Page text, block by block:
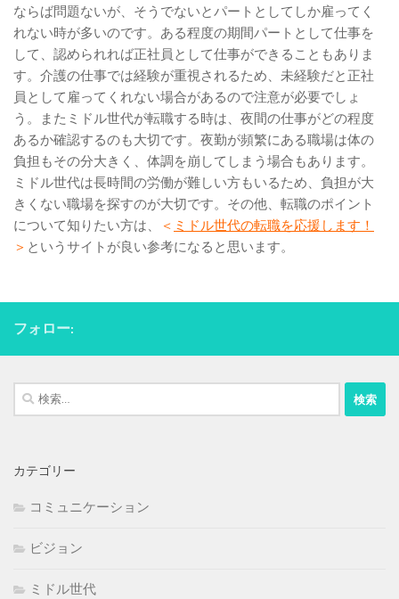
ならば問題ないが、そうでないとパートとしてしか雇ってく
れない時が多いのです。ある程度の期間パートとして仕事を
して、認められれば正社員として仕事ができることもありま
す。介護の仕事では経験が重視されるため、未経験だと正社
員として雇ってくれない場合があるので注意が必要でしょ
う。またミドル世代が転職する時は、夜間の仕事がどの程度
あるか確認するのも大切です。夜勤が頻繁にある職場は体の
負担もその分大きく、体調を崩してしまう場合もあります。
ミドル世代は長時間の労働が難しい方もいるため、負担が大
きくない職場を探すのが大切です。その他、転職のポイント
について知りたい方は、
＜ ミドル世代の転職を応援します！
＞ というサイトが良い参考になると思います。
フォロー:
検
索:
カテゴリー
コミュニケーション
ビジョン
ミドル世代